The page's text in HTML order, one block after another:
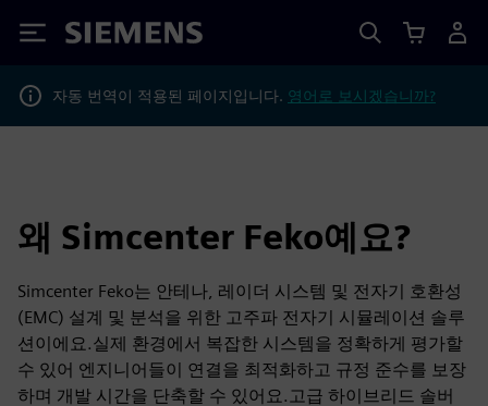
Siemens
자동 번역이 적용된 페이지입니다. 영어로 보시겠습니까?
왜 Simcenter Feko예요?
Simcenter Feko는 안테나, 레이더 시스템 및 전자기 호환성
(EMC) 설계 및 분석을 위한 고주파 전자기 시뮬레이션 솔루
션이에요.실제 환경에서 복잡한 시스템을 정확하게 평가할
수 있어 엔지니어들이 연결을 최적화하고 규정 준수를 보장
하며 개발 시간을 단축할 수 있어요.고급 하이브리드 솔버